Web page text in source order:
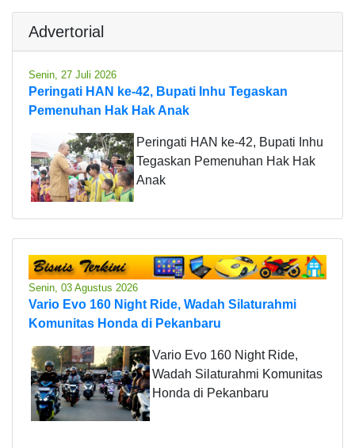
Advertorial
Senin, 27 Juli 2026
Peringati HAN ke-42, Bupati Inhu Tegaskan
Pemenuhan Hak Hak Anak
Peringati HAN ke-42, Bupati Inhu
Tegaskan Pemenuhan Hak Hak
Anak
Senin, 03 Agustus 2026
Vario Evo 160 Night Ride, Wadah Silaturahmi
Komunitas Honda di Pekanbaru
Vario Evo 160 Night Ride,
Wadah Silaturahmi Komunitas
Honda di Pekanbaru